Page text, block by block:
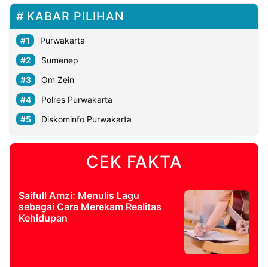
KABAR PILIHAN
Purwakarta
Sumenep
Om Zein
Polres Purwakarta
Diskominfo Purwakarta
CEK FAKTA
Saifull Amzi: Menulis Lagu
sebagai Cara Merekam Realitas
Kehidupan